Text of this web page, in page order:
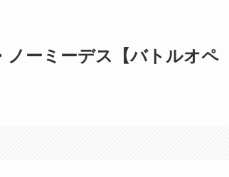
ノーミーデス【バトルオペ